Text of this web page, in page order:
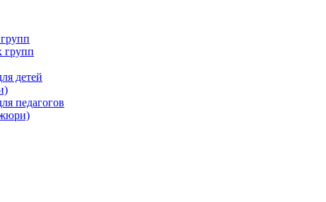
групп
детей
педагогов